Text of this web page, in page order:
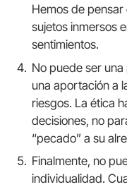
Hemos de
sujetos inmersos
sentimientos.
No puede ser
una aportación a
riesgos. La ética
decisiones, no
“pecado” a su
Finalmente, no
individualidad.